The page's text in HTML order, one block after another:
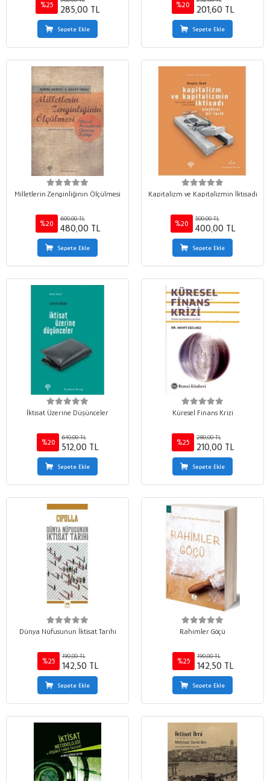
%25 285,00 TL
Sepete Ekle
%20 201,60 TL
Sepete Ekle
Milletlerin Zenginliğinin Ölçülmesi
%20
600,00 TL
480,00 TL
Sepete Ekle
Kapitalizm ve Kapitalizmin İktisadı
%20
500,00 TL
400,00 TL
Sepete Ekle
İktisat Üzerine Düşünceler
%20
640,00 TL
512,00 TL
Sepete Ekle
Küresel Finans Krizi
%25
280,00 TL
210,00 TL
Sepete Ekle
Dünya Nüfusunun İktisat Tarihi
%25
190,00 TL
142,50 TL
Sepete Ekle
Rahimler Göçü
%25
190,00 TL
142,50 TL
Sepete Ekle